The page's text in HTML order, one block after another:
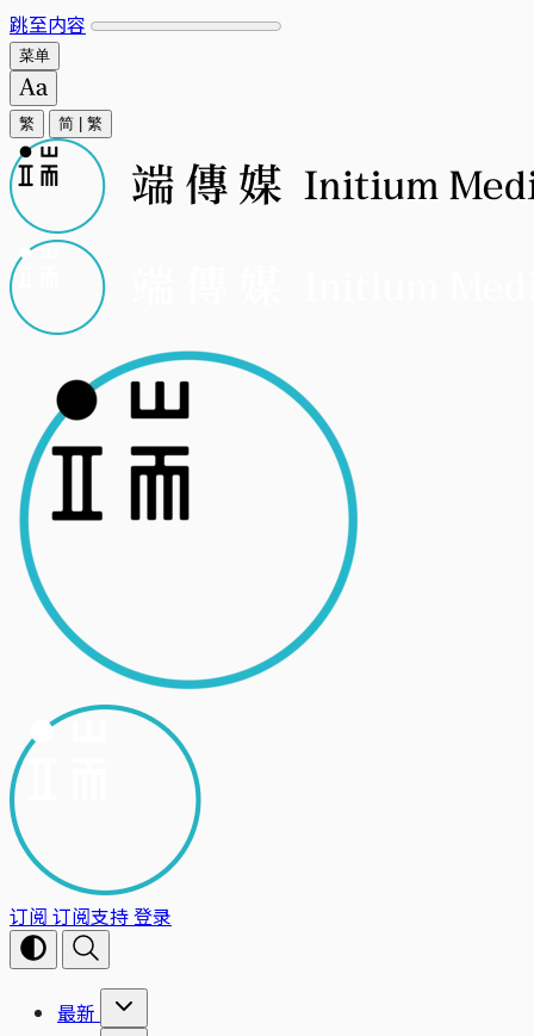
跳至内容
菜单
繁 简 繁
订阅 订阅支持登录
最新